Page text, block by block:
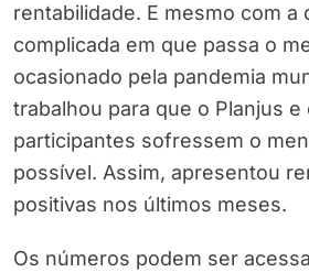
rentabilidade. E mesmo com a
complicada em que passa o
ocasionado pela pandemia
trabalhou para que o Planjus
participantes sofressem o
possível. Assim, apresentou
positivas nos últimos meses.
Os números podem ser